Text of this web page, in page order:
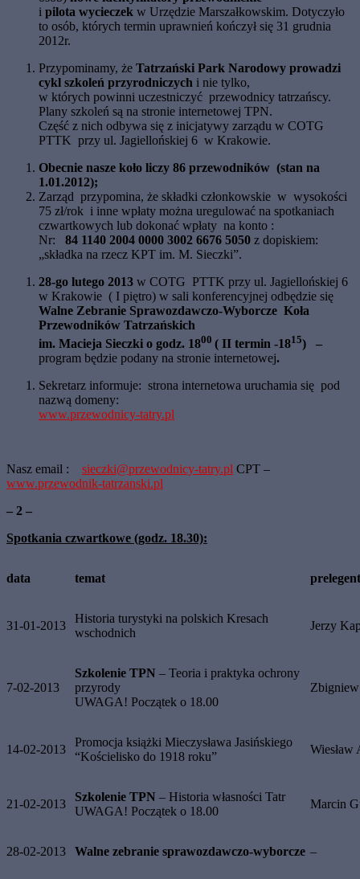
i pilota wycieczek w Urzędzie Marszałkowskim. Dotyczyło
to osób, których termin uprawnień kończył się 31 grudnia
2012r.
Przypominamy, że Tatrzański Park Narodowy prowadzi
cykl szkoleń przyrodniczych i nie tylko,
w których powinni uczestniczyć przewodnicy tatrzańscy.
Plany szkoleń są na stronie internetowej TPN.
Część z nich odbywa się z inicjatywy zarządu w COTG
PTTK przy ul. Jagiellońskiej 6 w Krakowie.
Obecnie nasze koło liczy 86 przewodników (stan na
1.01.2012);
Zarząd przypomina, że składki członkowskie w wysokości
75 zł/rok i inne wpłaty można uregulować na spotkaniach
czwartkowych lub dokonać wpłaty na konto :
Nr: 84 1140 2004 0000 3002 6676 5050 z dopiskiem:
„składka na rzecz KPT im. M. Sieczki”.
28-go lutego 2013 w COTG PTTK przy ul. Jagiellońskiej 6
w Krakowie ( I piętro) w sali konferencyjnej odbędzie się
Walne Zebranie Sprawozdawczo-Wyborcze Koła
Przewodników Tatrzańskich
im. Macieja Sieczki o godz. 1800 ( II termin -1815) –
program będzie podany na stronie internetowej.
Sekretarz informuje: strona internetowa uruchamia się pod
nazwą domeny:
www.przewodnicy-tatry.pl
Nasz email : sieczki@przewodnicy-tatry.pl CPT –
www.przewodnik-tatrzanski.pl
– 2 –
Spotkania czwartkowe (godz. 18.30):
data temat prelegent
31-01-2013
Historia turystyki na polskich Kresach
wschodnich
Jerzy
7-02-2013
Szkolenie TPN – Teoria i praktyka ochrony
przyrody
UWAGA! Początek o 18.00
14-02-2013
Promocja książki Mieczysława Jasińskiego
“Kościelisko do 1918 roku”
21-02-2013
Szkolenie TPN – Historia własności Tatr
UWAGA! Początek o 18.00
Marcin
28-02-2013 Walne zebranie sprawozdawczo-wyborcze –